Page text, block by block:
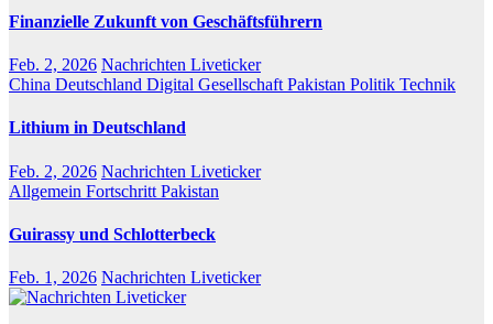
Finanzielle Zukunft von Geschäftsführern
Feb. 2, 2026 Nachrichten Liveticker
China Deutschland Digital Gesellschaft Pakistan Politik Technik
Lithium in Deutschland
Feb. 2, 2026 Nachrichten Liveticker
Allgemein Fortschritt Pakistan
Guirassy und Schlotterbeck
Feb. 1, 2026 Nachrichten Liveticker